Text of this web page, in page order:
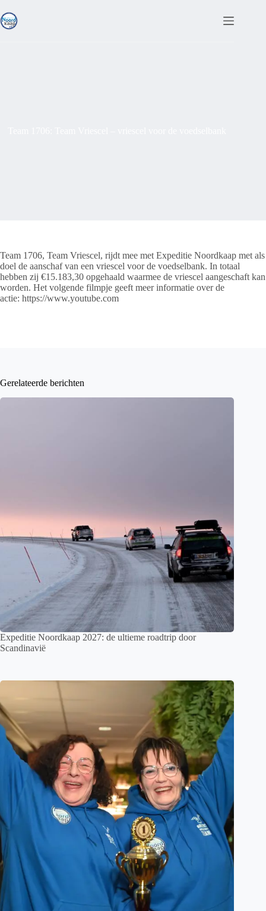
naar
de
Team 1706, Team Vriescel, rijdt mee met Expeditie Noordkaap met als
doel de aanschaf van een vriescel voor de voedselbank. In totaal
hebben zij €15.183,30 opgehaald waarmee de vriescel aangeschaft kan
worden. Het volgende filmpje geeft meer informatie over de
actie: https://www.youtube.com
Gerelateerde berichten
Expeditie Noordkaap 2027: de ultieme roadtrip door
Scandinavië